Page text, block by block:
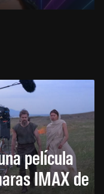
película
IMAX de